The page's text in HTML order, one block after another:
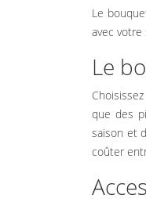
Le
avec
Le
que des
saison et
coûter